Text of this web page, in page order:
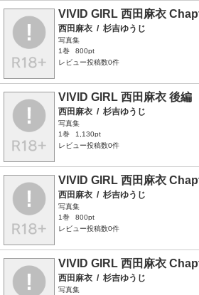
VIVID GIRL 西田麻衣
西田麻衣 / 杉吉ゆうじ
写真集
1巻
800pt
レビュー投稿数0件
VIVID GIRL 西田麻衣 後編
西田麻衣 / 杉吉ゆうじ
写真集
1巻
1,130pt
レビュー投稿数0件
VIVID GIRL 西田麻衣
西田麻衣 / 杉吉ゆうじ
写真集
1巻
800pt
レビュー投稿数0件
VIVID GIRL 西田麻衣
西田麻衣 / 杉吉ゆうじ
写真集